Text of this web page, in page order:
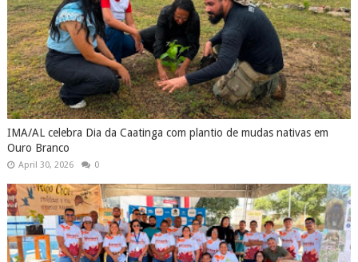
IMA/AL celebra Dia da Caatinga com plantio de mudas nativas em
Ouro Branco
April 30, 2026 0